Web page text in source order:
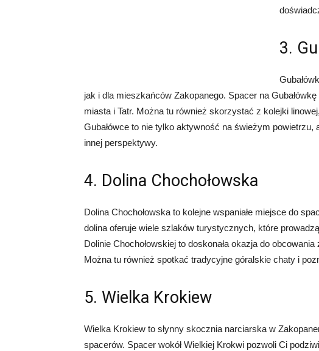
3.
jak i dla mieszkańców Zakopanego. Spacer na
miasta i Tatr. Można tu również skorzystać z kolejki
Gubałówce to nie tylko aktywność na świeżym
innej perspektywy.
4. Dolina Chochołowska
Dolina Chochołowska to kolejne wspaniałe miejsce do
dolina oferuje wiele szlaków turystycznych, które
Dolinie Chochołowskiej to doskonała okazja do
Można tu również spotkać tradycyjne góralskie chaty i
5. Wielka Krokiew
Wielka Krokiew to słynny skocznia narciarska w
spacerów. Spacer wokół Wielkiej Krokwi pozwoli Ci